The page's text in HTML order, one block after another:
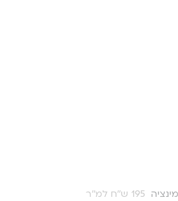
195 ש''ח למ''ר